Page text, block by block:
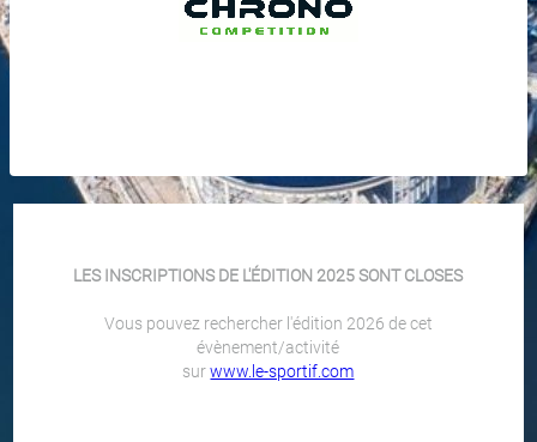
LES INSCRIPTIONS DE L'ÉDITION 2025 SONT CLOSES
Vous pouvez rechercher l'édition 2026 de cet
évènement/activité
surwww.le-sportif.com